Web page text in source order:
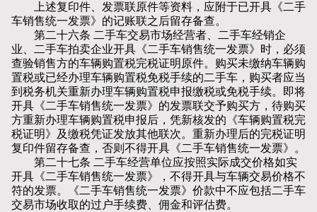
上述复印件、发票联原件等资料，应附于已开具《二手
车销售统一发票》的记账联之后留存备查。
第二十六条 二手车交易市场经营者、二手车经销企
业、二手车拍卖企业开具《二手车销售统一发票》时，必须
查验销售方的车辆购置税完税证明原件。购买未缴纳车辆购
置税或已经办理车辆购置税免税手续的二手车，购买者应当
到税务机关重新办理车辆购置税申报缴税或免税手续。即将
开具《二手车销售统一发票》的发票联交予购买方，待购买
方重新办理车辆购置税申报后，凭新核发的《车辆购置税完
税证明》及缴税凭证发放其他联次。重新办理后的完税证明
复印件留存备查，否则不得开具《二手车销售统一发票》。
第二十七条 二手车经营单位应按照实际成交价格如实
开具《二手车销售统一发票》，不得开具与车辆交易价格不
符的发票。《二手车销售统一发票》价款中不应包括二手车
交易市场收取的过户手续费、佣金和评估费。